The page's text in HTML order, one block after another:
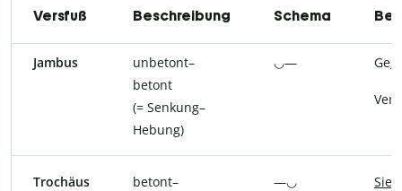
Versfuß Beschreibung Schema
Jambus
unbetont–
betont
(= Senkung–
Hebung)
◡— Ge
Ver
Trochäus
betont–
—◡ Sie